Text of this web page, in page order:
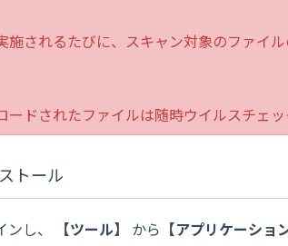
されるたびに、スキャン対象のファイ
ドされたファイルは随時ウイルスチェ
トール
し、 【ツール】 から 【アプリケーショ